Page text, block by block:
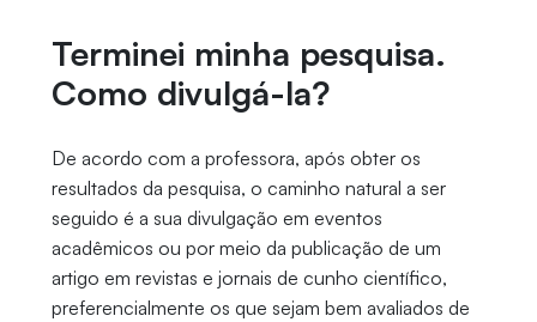
Terminei minha pesquisa.
Como divulgá-la?
De acordo com a professora, após obter os
resultados da pesquisa, o caminho natural a ser
seguido é a sua divulgação em eventos
acadêmicos ou por meio da publicação de um
artigo em revistas e jornais de cunho científico,
preferencialmente os que sejam bem avaliados de